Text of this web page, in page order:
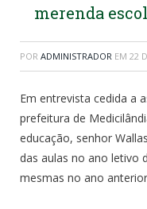
merenda
POR ADMINISTRADOR EM 22
Em entrevista cedida a
prefeitura de
educação, senhor
das aulas no ano letivo
mesmas no ano